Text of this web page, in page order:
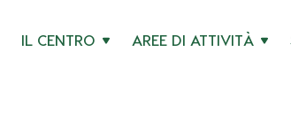
IL CENTRO AREE DI ATTIVITÀ